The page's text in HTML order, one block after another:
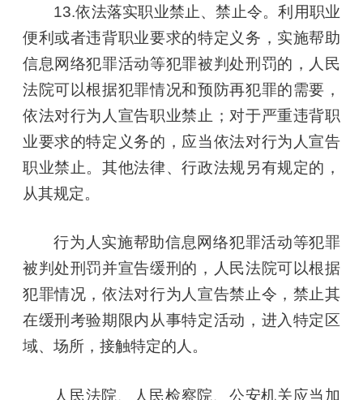
13.依法落实职业禁止、禁止令。利用职业
便利或者违背职业要求的特定义务，实施帮助
信息网络犯罪活动等犯罪被判处刑罚的，人民
法院可以根据犯罪情况和预防再犯罪的需要，
依法对行为人宣告职业禁止；对于严重违背职
业要求的特定义务的，应当依法对行为人宣告
职业禁止。其他法律、行政法规另有规定的，
从其规定。
行为人实施帮助信息网络犯罪活动等犯罪
被判处刑罚并宣告缓刑的，人民法院可以根据
犯罪情况，依法对行为人宣告禁止令，禁止其
在缓刑考验期限内从事特定活动，进入特定区
域、场所，接触特定的人。
人民法院、人民检察院、公安机关应当加